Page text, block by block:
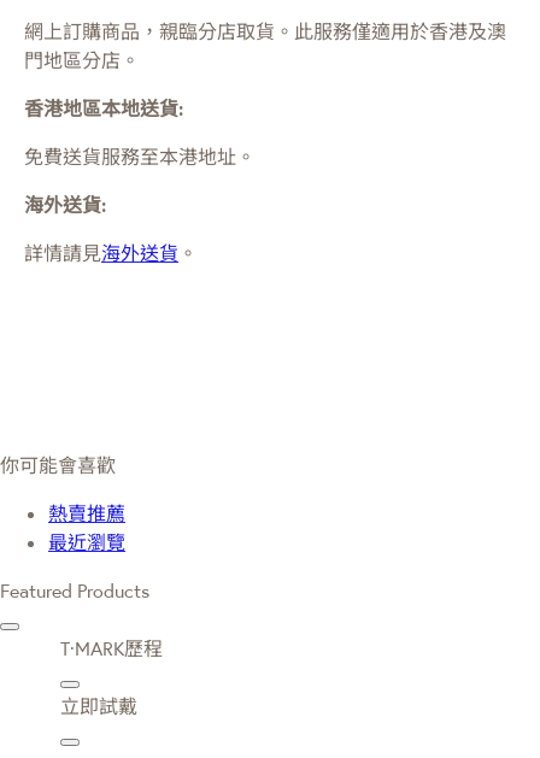
網上訂購商品，親臨分店取貨。此服務僅適用於香港及澳
門地區分店。
香港地區本地送貨:
免費送貨服務至本港地址。
海外送貨:
詳情請見海外送貨 。
你可能會喜歡
熱賣推薦
最近瀏覽
Featured Products
T·MARK歷程
立即試戴